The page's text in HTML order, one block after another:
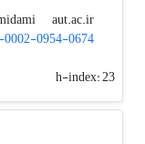
hamidami
aut.ac.ir
0954-0674
h-index:23